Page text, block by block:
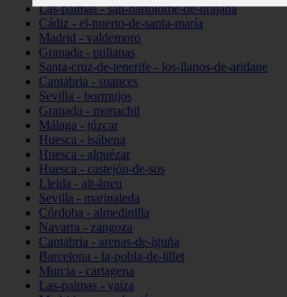
Las-palmas - san-bartolomé-de-tirajana
Cádiz - el-puerto-de-santa-maría
Madrid - valdemoro
Granada - pulianas
Santa-cruz-de-tenerife - los-llanos-de-aridane
Cantabria - suances
Sevilla - bormujos
Granada - monachil
Málaga - júzcar
Huesca - isábena
Huesca - alquézar
Huesca - castejón-de-sos
Lleida - alt-àneu
Sevilla - marinaleda
Córdoba - almedinilla
Navarra - zangoza
Cantabria - arenas-de-iguña
Barcelona - la-pobla-de-lillet
Murcia - cartagena
Las-palmas - yaiza